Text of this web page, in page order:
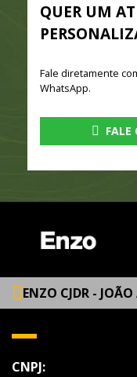
QUER UM
Fale diretamente
WhatsApp.
FALE
ENZO CJDR -
CNPJ: